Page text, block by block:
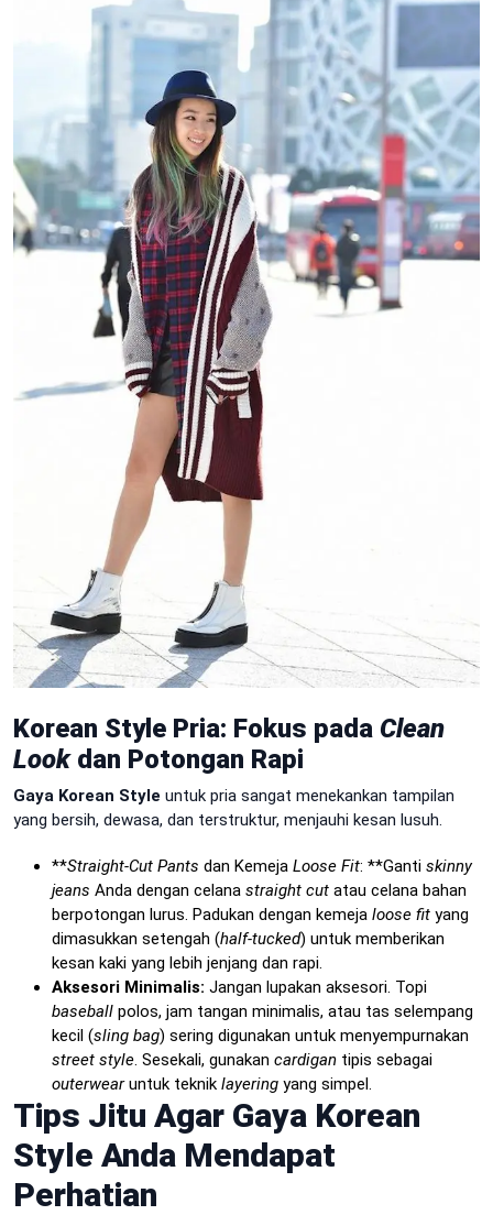
Korean Style Pria: Fokus pada Clean
Lookdan Potongan Rapi
Gaya Korean Style untuk pria sangat menekankan tampilan
yang bersih, dewasa, dan terstruktur, menjauhi kesan lusuh.
**Straight-Cut Pants dan Kemeja Loose Fit: **Ganti skinny
jeans Anda dengan celana straight cut atau celana bahan
berpotongan lurus. Padukan dengan kemeja loose fit yang
dimasukkan setengah (half-tucked) untuk memberikan
kesan kaki yang lebih jenjang dan rapi.
Aksesori Minimalis: Jangan lupakan aksesori. Topi
baseball polos, jam tangan minimalis, atau tas selempang
kecil (sling bag) sering digunakan untuk menyempurnakan
street style . Sesekali, gunakan cardigan tipis sebagai
outerwearuntuk teknik layering yang simpel.
Tips Jitu Agar Gaya Korean
Style Anda Mendapat
Perhatian